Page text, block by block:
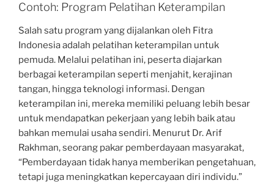
Contoh: Program Pelatihan Keterampilan
Salah satu program yang dijalankan oleh Fitra
Indonesia adalah pelatihan keterampilan untuk
pemuda. Melalui pelatihan ini, peserta diajarkan
berbagai keterampilan seperti menjahit, kerajinan
tangan, hingga teknologi informasi. Dengan
keterampilan ini, mereka memiliki peluang lebih besar
untuk mendapatkan pekerjaan yang lebih baik atau
bahkan memulai usaha sendiri. Menurut Dr. Arif
Rakhman, seorang pakar pemberdayaan masyarakat,
“Pemberdayaan tidak hanya memberikan pengetahuan,
tetapi juga meningkatkan kepercayaan diri individu.”